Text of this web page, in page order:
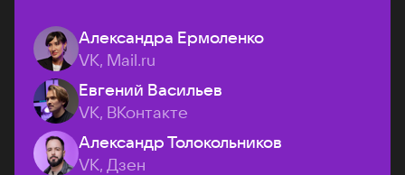
Александра Ермоленко
VK, Mail.ru
Евгений Васильев
VK, ВКонтакте
Александр Толокольников
VK, Дзен